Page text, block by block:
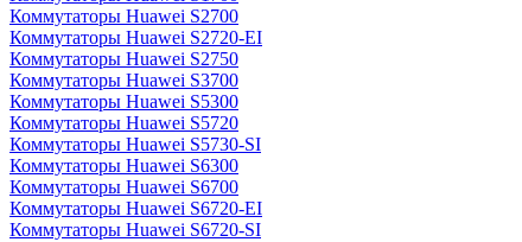
Коммутаторы Huawei S2700
Коммутаторы Huawei S2720-EI
Коммутаторы Huawei S2750
Коммутаторы Huawei S3700
Коммутаторы Huawei S5300
Коммутаторы Huawei S5720
Коммутаторы Huawei S5730-SI
Коммутаторы Huawei S6300
Коммутаторы Huawei S6700
Коммутаторы Huawei S6720-EI
Коммутаторы Huawei S6720-SI